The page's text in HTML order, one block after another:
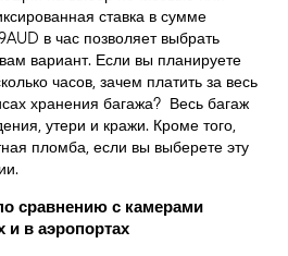
ставка в сумме
в час позволяет выбрать
вариант. Если вы планируете
часов, зачем платить за весь
хранения багажа? Весь багаж
утери и кражи. Кроме того,
пломба, если вы выберете эту
сравнению с камерами
и в аэропортах